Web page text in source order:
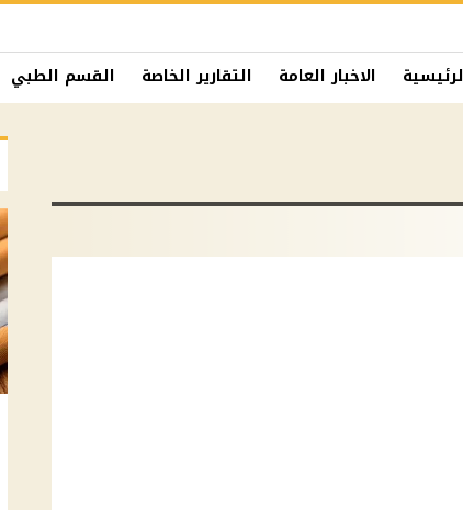
الاخبار العامة التقارير الخاصة القسم الطبي